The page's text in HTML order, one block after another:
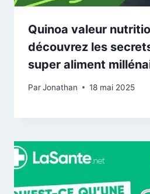
Quinoa valeur
découvrez les
super aliment
ParJonathan 18 mai 2025